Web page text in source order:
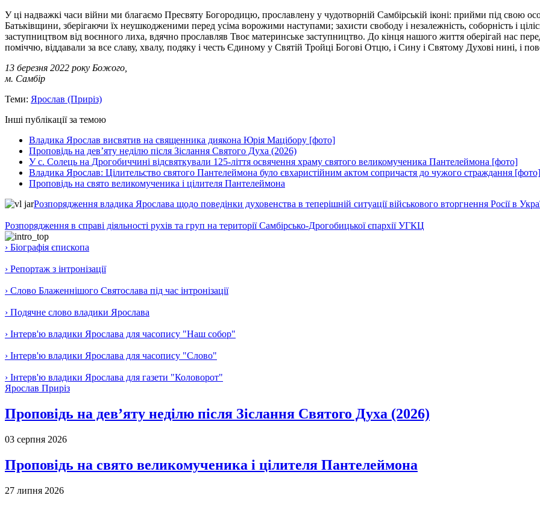
У ці надважкі часи війни ми благаємо Пресвяту Богородицю, прославлену у чудотворній Самбірській іконі: прийми під свою
Батьківщини, зберігаючи їх неушкодженими перед усіма ворожими наступами; захисти свободу і незалежність, соборність і
заступництвом від воєнного лиха, вдячно прославляв Твоє материнське заступництво. До кінця нашого життя оберігай нас
поміччю, віддавали за все славу, хвалу, подяку і честь Єдиному у Святій Тройці Богові Отцю, і Сину і Святому Духові нині, і
13 березня 2022 року Божого,
м. Самбір
Теми: Ярослав (Приріз)
Інші публікації за темою
Владика Ярослав висвятив на священника диякона Юрія Мацібору [фото]
Проповідь на дев’яту неділю після Зіслання Святого Духа (2026)
У с. Солець на Дрогобиччині відсвяткували 125-ліття освячення храму святого великомученика Пантелеймона [фото]
Владика Ярослав: Цілительство святого Пантелеймона було євхаристійним актом сопричастя до чужого страждання [фото]
Проповідь на свято великомученика і цілителя Пантелеймона
Розпорядження владика Ярослава щодо поведінки духовенства в теперішній ситуації військового вторгнення Росії в
Розпорядження в справі діяльності рухів та груп на території Самбірсько-Дрогобицької єпархії УГКЦ
› Біографія єпископа
› Репортаж з інтронізації
› Слово Блаженнішого Святослава під час інтронізації
› Подячне слово владики Ярослава
› Інтерв'ю владики Ярослава для часопису "Наш собор"
› Інтерв'ю владики Ярослава для часопису "Слово"
› Інтерв'ю владики Ярослава для газети "Коловорот"
Ярослав Приріз
Проповідь на дев’яту неділю після Зіслання Святого Духа (2026)
03 серпня 2026
Проповідь на свято великомученика і цілителя Пантелеймона
27 липня 2026